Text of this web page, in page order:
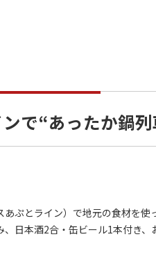
で“あったか鍋
ぷとライン）で地元の食材を使
日本酒2合・缶ビール1本付き、